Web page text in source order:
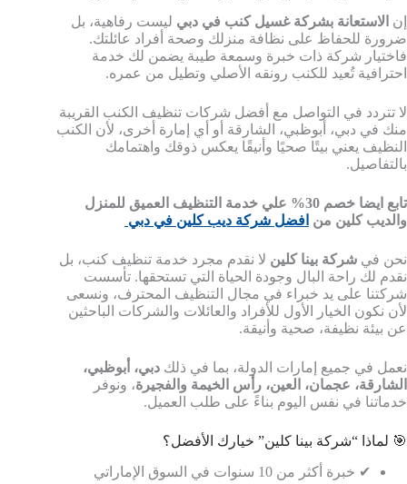
إن الاستعانة بشركة غسيل كنب في دبي ليست رفاهية، بل
ضرورة للحفاظ على نظافة منزلك وصحة أفراد عائلتك.
فاختيار شركة ذات خبرة وسمعة طيبة يضمن لك خدمة
احترافية تُعيد للكنب رونقه الأصلي وتطيل من عمره.
لا تتردد في التواصل مع أفضل شركات تنظيف الكنب القريبة
منك في دبي، أبوظبي، الشارقة أو أي إمارة أخرى، لأن الكنب
النظيف يعني بيتًا صحيًا وأنيقًا يعكس ذوقك واهتمامك
بالتفاصيل.
تابع ايضا خصم 30% علي خدمة التنظيف العميق للمنزل
والديب كلين من افضل شركة ديب كلين في دبي
نحن في شركة بينا كلين لا نقدم مجرد خدمة تنظيف كنب، بل
نقدم لك راحة البال وجودة الحياة التي تستحقها. تأسست
شركتنا على يد خبراء في مجال التنظيف المحترف، ونسعى
لأن نكون الخيار الأول للأفراد والعائلات والشركات الباحثين
عن بيئة نظيفة، صحية وأنيقة.
نعمل في جميع إمارات الدولة، بما في ذلك دبي، أبوظبي،
الشارقة، عجمان، العين، رأس الخيمة والفجيرة، ونوفر
خدماتنا في نفس اليوم بناءً على طلب العميل.
🎯 لماذا “شركة بينا كلين” خيارك الأفضل؟
✔ خبرة أكثر من 10 سنوات في السوق الإماراتي